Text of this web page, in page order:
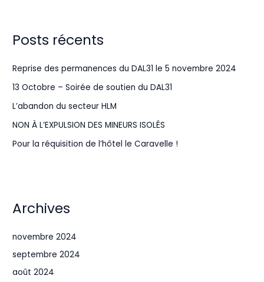
Posts récents
Reprise des permanences du DAL31 le 5 novembre 2024
13 Octobre – Soirée de soutien du DAL31
L’abandon du secteur HLM
NON À L’EXPULSION DES MINEURS ISOLÉS
Pour la réquisition de l’hôtel le Caravelle !
Archives
novembre 2024
septembre 2024
août 2024